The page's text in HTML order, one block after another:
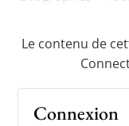
Le contenu de
Connexion